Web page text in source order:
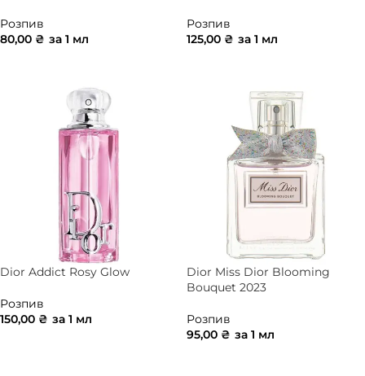
Розпив
80,00 ₴ за 1 мл
Розпив
125,00 ₴ за 1 мл
Dior Addict Rosy Glow
Розпив
150,00 ₴ за 1 мл
Dior Miss Dior Blooming
Bouquet 2023
Розпив
95,00 ₴ за 1 мл